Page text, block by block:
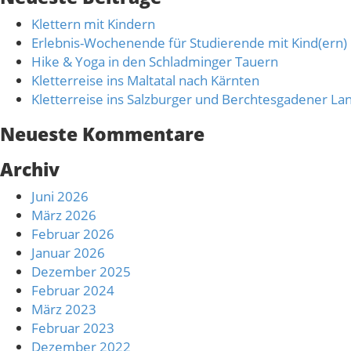
Klettern mit Kindern
Erlebnis-Wochenende für Studierende mit Kind(ern)
Hike & Yoga in den Schladminger Tauern
Kletterreise ins Maltatal nach Kärnten
Kletterreise ins Salzburger und Berchtesgadener
Neueste Kommentare
Archiv
Juni 2026
März 2026
Februar 2026
Januar 2026
Dezember 2025
Februar 2024
März 2023
Februar 2023
Dezember 2022